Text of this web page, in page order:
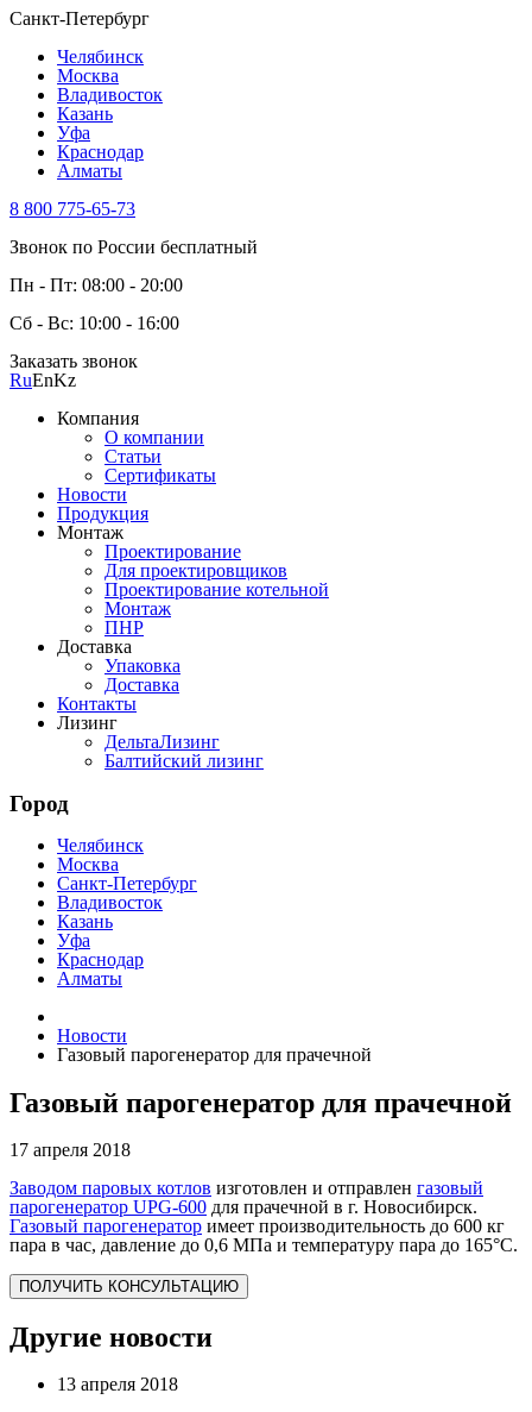
Санкт-Петербург
Челябинск
Москва
Владивосток
Казань
Уфа
Краснодар
Алматы
8 800 775-65-73
Звонок по России бесплатный
Пн - Пт: 08:00 - 20:00
Сб - Вс: 10:00 - 16:00
Заказать звонок
RuEnKz
Компания
О компании
Статьи
Сертификаты
Новости
Продукция
Монтаж
Проектирование
Для проектировщиков
Проектирование котельной
Монтаж
ПНР
Доставка
Упаковка
Доставка
Контакты
Лизинг
ДельтаЛизинг
Балтийский лизинг
Город
Челябинск
Москва
Санкт-Петербург
Владивосток
Казань
Уфа
Краснодар
Алматы
Новости
Газовый парогенератор для прачечной
Газовый парогенератор для прачечной
17 апреля 2018
Заводом паровых котлов изготовлен и отправлен газовый
парогенератор UPG-600 для прачечной в г. Новосибирск.
Газовый парогенератор имеет производительность до 600 кг
пара в час, давление до 0,6 МПа и температуру пара до 165°С.
ПОЛУЧИТЬ КОНСУЛЬТАЦИЮ
Другие новости
13 апреля 2018